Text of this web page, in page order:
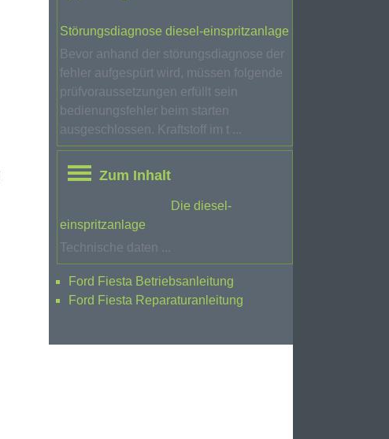
Störungsdiagnose diesel-einspritzanlage
Bevor anhand der störungsdiagnose der
fehler aufgespürt wird, müssen folgende
prüfvoraussetzungen erfüllt sein
bedienungsfehler beim starten
ausgeschlossen. Kraftstoff im t ...
Zum Inhalt
Die diesel-
einspritzanlage
Technische daten ...
Ford Fiesta Betriebsanleitung
Ford Fiesta Reparaturanleitung